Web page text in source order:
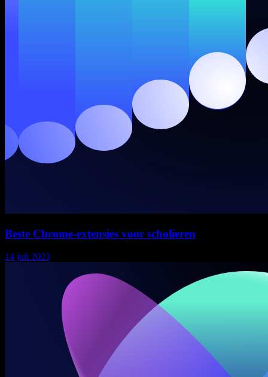
Beste Chrome-extensies voor scholieren
14 juli 2023